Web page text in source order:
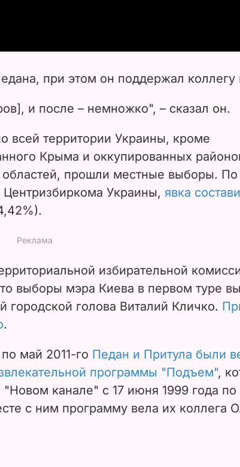
d
e
o
при этом он поддержал коллегу
и после – немножко", – сказал он.
всей территории Украины, кроме
Крыма и оккупированных
областей, прошли местные выборы. По
Украины, явка
избирательной
выборы мэра Киева в первом туре
городской голова Виталий Кличко.
.
май 2011-го Педан и Притула были
программы "Подъем",
"Новом канале" с 17 июня 1999 года
с ним программу вела их коллега